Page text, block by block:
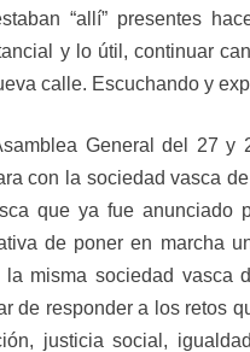
“allí” presentes
y lo útil, continuar
calle. Escuchando y
General del 27 y
con la sociedad vasca
que ya fue anunciado
de poner en marcha
la misma sociedad
de responder a los retos
justicia social,